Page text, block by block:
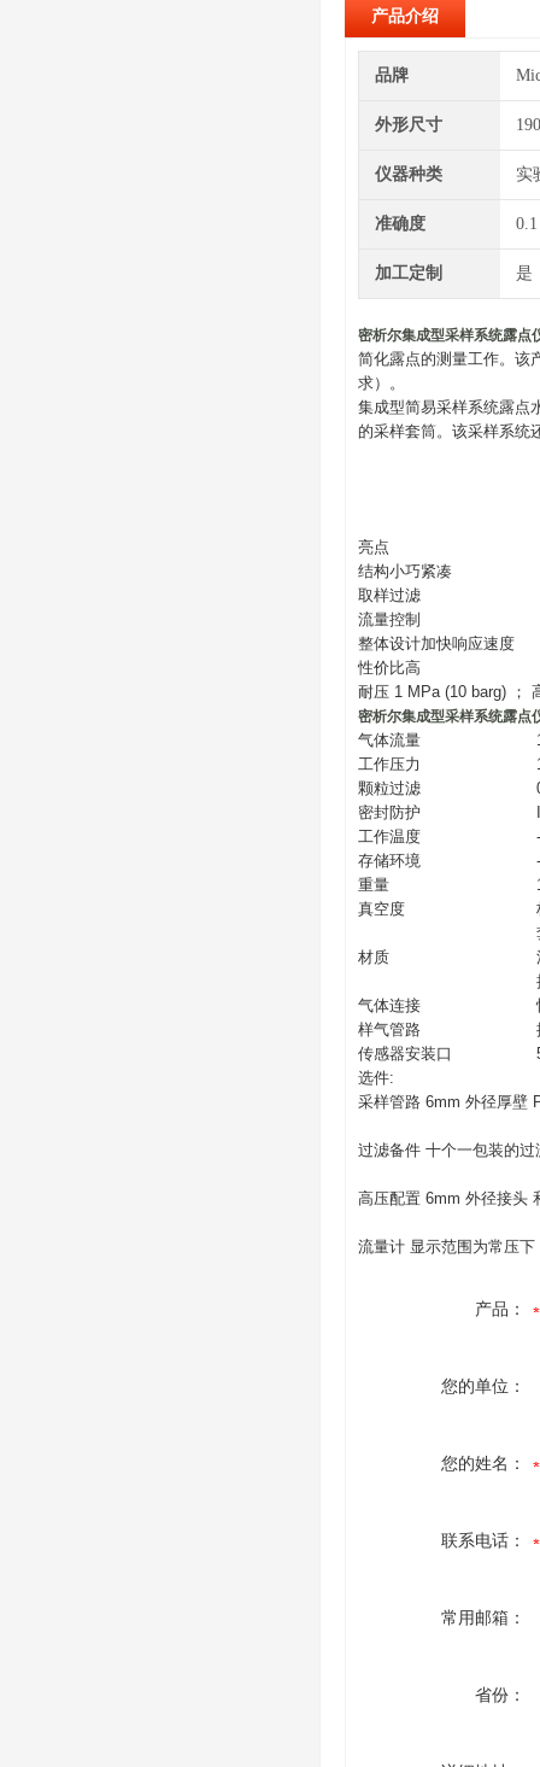
产品介绍
品牌
外形尺寸
仪器种类 实
准确度 0.1
加工定制 是
密析尔集成型采样系统露点
简化露点的测量工作。该
求）。
集成型简易采样系统露点
的采样套筒。该采样系统
亮点
结构小巧紧凑
取样过滤
流量控制
整体设计加快响应速度
性价比高
耐压 1 MPa (10 barg) ；
密析尔集成型采样系统露点
气体流量
工作压力
颗粒过滤
密封防护
工作温度
存储环境
重量
真空度
材质
气体连接
样气管路
传感器安装口
选件:
采样管路 6mm 外径厚壁
过滤备件 十个一包装的
高压配置 6mm 外径接头
流量计 显示范围为常压
产品：
您的单位：
您的姓名：
联系电话：
常用邮箱：
省份：